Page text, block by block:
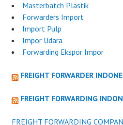
Masterbatch Plastik
Forwarders Import
Import Pulp
Impor Udara
Forwarding Ekspor Impor
FREIGHT FORWARDER
FREIGHT FORWARDING
FREIGHT FORWARDING